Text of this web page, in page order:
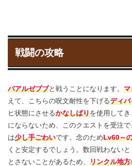
戦闘の攻略
バアルゼブブと戦うことになります。 マ
えて、こちらの呪文耐性を下げるディ
ヒ状態にさせるかなしばりを使用してき
にならないため、このクエストを受注で
は少し手ごわいです。念のためLv60～
くと安定するでしょう。数回戦わないと
とさないことがあるため、 リンクル地方